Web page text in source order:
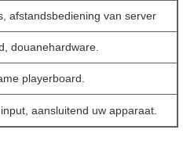
afstandsbediening van server
douanehardware.
playerboard.
aansluitend uw apparaat.